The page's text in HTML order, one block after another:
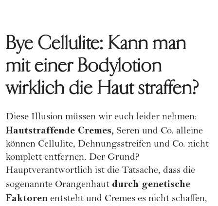
Bye Cellulite: Kann man
mit einer Bodylotion
wirklich die Haut straffen?
Diese Illusion müssen wir euch leider nehmen:
Hautstraffende Cremes, Seren und Co. alleine
können Cellulite, Dehnungsstreifen und Co. nicht
komplett entfernen. Der Grund?
Hauptverantwortlich ist die Tatsache, dass die
sogenannte Orangenhaut durch genetische
Faktoren entsteht und Cremes es nicht schaffen,